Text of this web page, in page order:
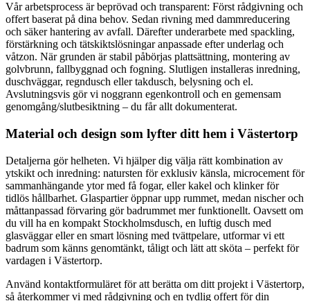
Vår arbetsprocess är beprövad och transparent: Först rådgivning och
offert baserat på dina behov. Sedan rivning med dammreducering
och säker hantering av avfall. Därefter underarbete med spackling,
förstärkning och tätskiktslösningar anpassade efter underlag och
våtzon. När grunden är stabil påbörjas plattsättning, montering av
golvbrunn, fallbyggnad och fogning. Slutligen installeras inredning,
duschväggar, regndusch eller takdusch, belysning och el.
Avslutningsvis gör vi noggrann egenkontroll och en gemensam
genomgång/slutbesiktning – du får allt dokumenterat.
Material och design som lyfter ditt hem i Västertorp
Detaljerna gör helheten. Vi hjälper dig välja rätt kombination av
ytskikt och inredning: natursten för exklusiv känsla, microcement för
sammanhängande ytor med få fogar, eller kakel och klinker för
tidlös hållbarhet. Glaspartier öppnar upp rummet, medan nischer och
måttanpassad förvaring gör badrummet mer funktionellt. Oavsett om
du vill ha en kompakt Stockholmsdusch, en luftig dusch med
glasväggar eller en smart lösning med tvättpelare, utformar vi ett
badrum som känns genomtänkt, tåligt och lätt att sköta – perfekt för
vardagen i Västertorp.
Använd kontaktformuläret för att berätta om ditt projekt i Västertorp,
så återkommer vi med rådgivning och en tydlig offert för din